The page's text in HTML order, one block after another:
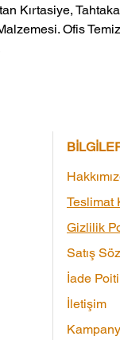
Ofis
Teslimat
Gizlilik
Satış
İade
İletişim